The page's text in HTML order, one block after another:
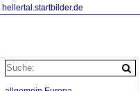
hellertal.startbilder.de